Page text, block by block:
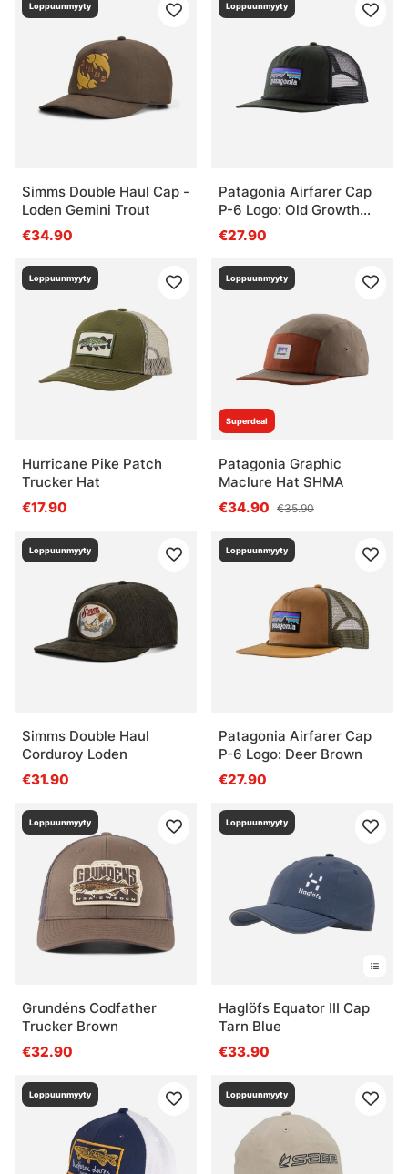
Loppuunmyyty
Simms Double Haul Cap -
Loden Gemini Trout
€34.90
Loppuunmyyty
Patagonia Airfarer Cap
P-6 Logo: Old Growth
Green
€27.90
Loppuunmyyty
Hurricane Pike Patch
Trucker Hat
€17.90
Superdeal
Loppuunmyyty
Patagonia Graphic
Maclure Hat SHMA
€34.90 €35.90
Loppuunmyyty
Simms Double Haul
Corduroy Loden
€31.90
Loppuunmyyty
Patagonia Airfarer Cap
P-6 Logo: Deer Brown
€27.90
Loppuunmyyty
Grundéns Codfather
Trucker Brown
€32.90
Loppuunmyyty
Haglöfs Equator III Cap
Tarn Blue
€33.90
Loppuunmyyty Loppuunmyyty